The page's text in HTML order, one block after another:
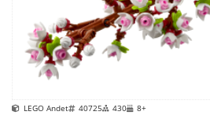
LEGO Andet 40725 430 8+